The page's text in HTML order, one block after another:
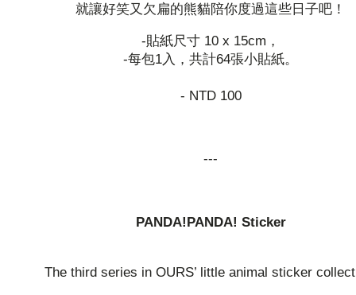
就讓好笑又欠扁的熊貓陪你度過這些日子吧！
-貼紙尺寸 10 x 15cm，
-每包1入，共計64張小貼紙。
- NTD 100
---
PANDA!PANDA! Sticker
The third series in OURS’ little animal sticker